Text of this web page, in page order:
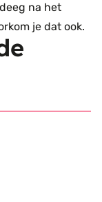
na het
je dat ook.